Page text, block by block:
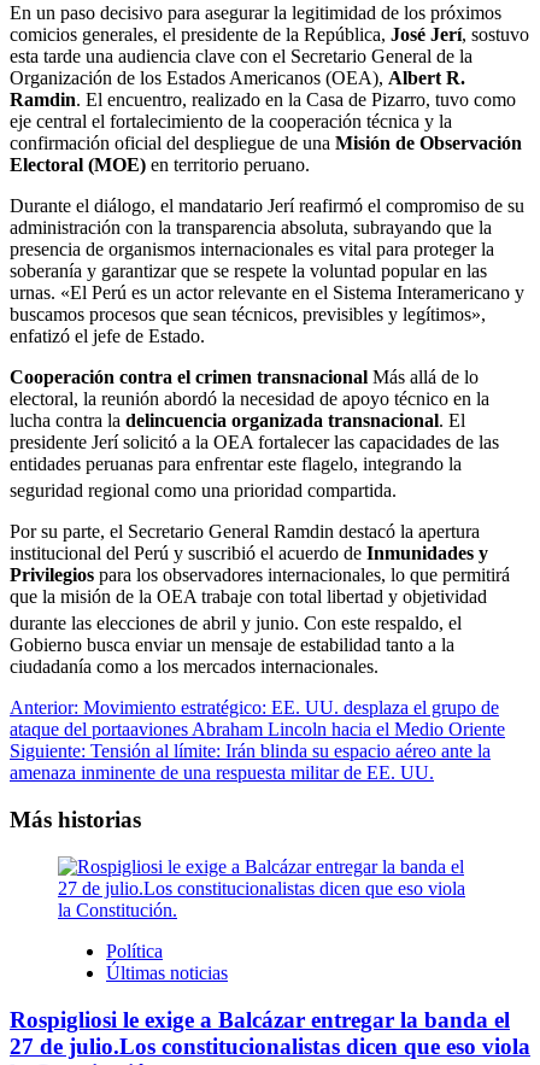
En un paso decisivo para asegurar la legitimidad de los próximos
comicios generales, el presidente de la República, José Jerí, sostuvo
esta tarde una audiencia clave con el Secretario General de la
Organización de los Estados Americanos (OEA), Albert R.
Ramdin. El encuentro, realizado en la Casa de Pizarro, tuvo como
eje central el fortalecimiento de la cooperación técnica y la
confirmación oficial del despliegue de una Misión de Observación
Electoral (MOE) en territorio peruano.
Durante el diálogo, el mandatario Jerí reafirmó el compromiso de su
administración con la transparencia absoluta, subrayando que la
presencia de organismos internacionales es vital para proteger la
soberanía y garantizar que se respete la voluntad popular en las
urnas. «El Perú es un actor relevante en el Sistema Interamericano y
buscamos procesos que sean técnicos, previsibles y legítimos»,
enfatizó el jefe de Estado.
Cooperación contra el crimen transnacional Más allá de lo
electoral, la reunión abordó la necesidad de apoyo técnico en la
lucha contra la delincuencia organizada transnacional. El
presidente Jerí solicitó a la OEA fortalecer las capacidades de las
entidades peruanas para enfrentar este flagelo, integrando la
seguridad regional como una prioridad compartida.
Por su parte, el Secretario General Ramdin destacó la apertura
institucional del Perú y suscribió el acuerdo de Inmunidades y
Privilegios para los observadores internacionales, lo que permitirá
que la misión de la OEA trabaje con total libertad y objetividad
durante las elecciones de abril y junio. Con este respaldo, el
Gobierno busca enviar un mensaje de estabilidad tanto a la
ciudadanía como a los mercados internacionales.
Navegación
de
entradas
Anterior: Movimiento estratégico: EE. UU. desplaza el grupo de
ataque del portaaviones Abraham Lincoln hacia el Medio Oriente
Siguiente: Tensión al límite: Irán blinda su espacio aéreo ante la
amenaza inminente de una respuesta militar de EE. UU.
Más historias
Política
Últimas noticias
Rospigliosi le exige a Balcázar entregar la banda el
27 de julio.Los constitucionalistas dicen que eso viola